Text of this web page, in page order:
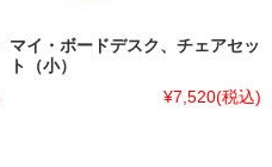
マイ・ボードデスク、チェアセッ
ト（小）
¥7,520(税込)